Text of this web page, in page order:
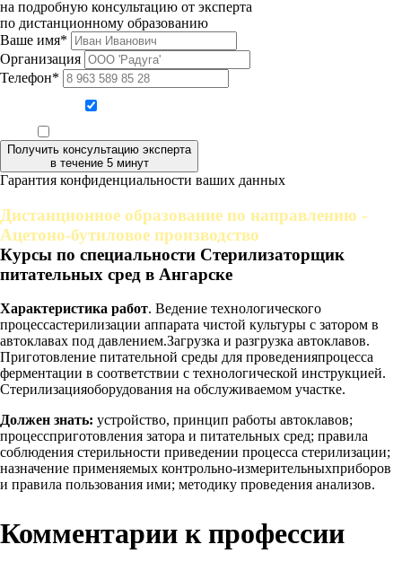
на подробную консультацию от эксперта
по дистанционному образованию
Ваше имя*
Организация
Телефон*
Получить консультацию эксперта
в течение 5 минут
Гарантия конфиденциальности ваших данных
Дистанционное образование по направлению -
Ацетоно-бутиловое производство
Курсы по специальности Стерилизаторщик
питательных сред в Ангарске
Характеристика работ. Ведение технологического
процессастерилизации аппарата чистой культуры с затором в
автоклавах под давлением.Загрузка и разгрузка автоклавов.
Приготовление питательной среды для проведенияпроцесса
ферментации в соответствии с технологической инструкцией.
Стерилизацияоборудования на обслуживаемом участке.
Должен знать: устройство, принцип работы автоклавов;
процессприготовления затора и питательных сред; правила
соблюдения стерильности приведении процесса стерилизации;
назначение применяемых контрольно-измерительныхприборов
и правила пользования ими; методику проведения анализов.
Комментарии к профессии